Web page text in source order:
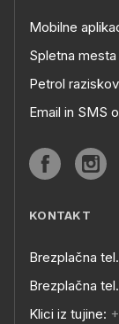
Mobilne
Spletna
Petrol
Email in SMS
KONTAKT
Brezplačna
Brezplačna
Klici iz tujine: